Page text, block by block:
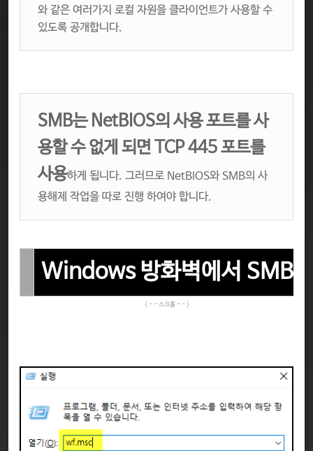
와 같은 여러가지 로컬 자원을 클라이언트가 사용할 수
있도록 공개합니다.
SMB는 NetBIOS의 사용 포트를 사
용할 수 없게 되면 TCP 445 포트를
사용하게 됩니다. 그러므로 NetBIOS와 SMB의 사
용해제 작업을 따로 진행 하여야 합니다.
Windows 방화벽에서 SMB